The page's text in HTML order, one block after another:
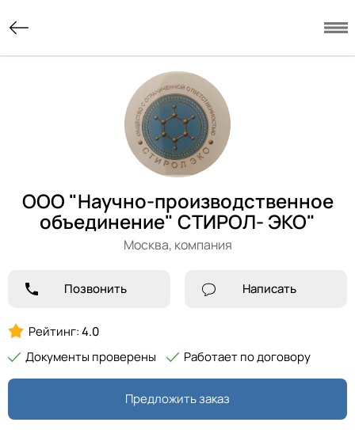
ООО "Научно-производственное
объединение" СТИРОЛ- ЭКО"
Москва, компания
Позвонить Написать
Рейтинг:4.0
Документы проверены
Работает по договору
Предложить заказ